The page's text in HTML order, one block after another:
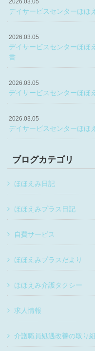
デイサービスセンターほほ
2026.03.05
デイサービスセンターほほ
書
2026.03.05
デイサービスセンターほほ
2026.03.05
デイサービスセンターほほ
ブログカテゴリ
ほほえみ日記
ほほえみプラス日記
自費サービス
ほほえみプラスだより
ほほえみ介護タクシー
求人情報
介護職員処遇改善の取り